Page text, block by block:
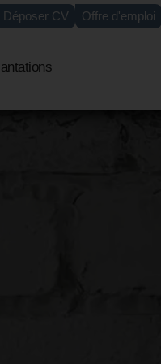
Déposer CV Offre d'emploi